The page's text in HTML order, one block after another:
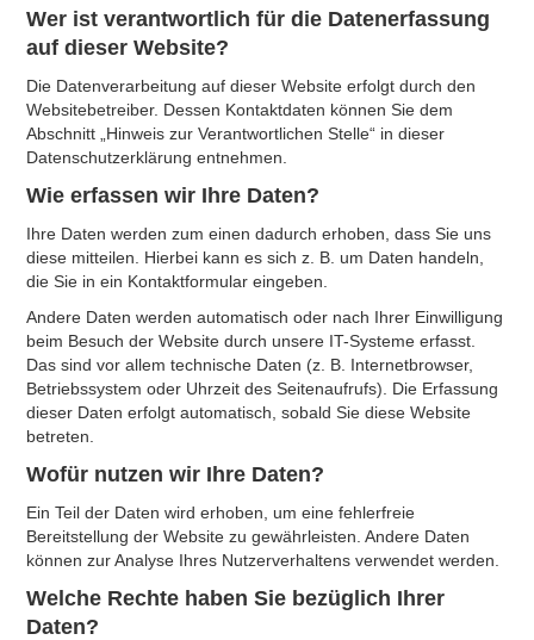
Wer ist verantwortlich für die Datenerfassung
auf dieser Website?
Die Datenverarbeitung auf dieser Website erfolgt durch den
Websitebetreiber. Dessen Kontaktdaten können Sie dem
Abschnitt „Hinweis zur Verantwortlichen Stelle“ in dieser
Datenschutzerklärung entnehmen.
Wie erfassen wir Ihre Daten?
Ihre Daten werden zum einen dadurch erhoben, dass Sie uns
diese mitteilen. Hierbei kann es sich z. B. um Daten handeln,
die Sie in ein Kontaktformular eingeben.
Andere Daten werden automatisch oder nach Ihrer Einwilligung
beim Besuch der Website durch unsere IT-Systeme erfasst.
Das sind vor allem technische Daten (z. B. Internetbrowser,
Betriebssystem oder Uhrzeit des Seitenaufrufs). Die Erfassung
dieser Daten erfolgt automatisch, sobald Sie diese Website
betreten.
Wofür nutzen wir Ihre Daten?
Ein Teil der Daten wird erhoben, um eine fehlerfreie
Bereitstellung der Website zu gewährleisten. Andere Daten
können zur Analyse Ihres Nutzerverhaltens verwendet werden.
Welche Rechte haben Sie bezüglich Ihrer
Daten?